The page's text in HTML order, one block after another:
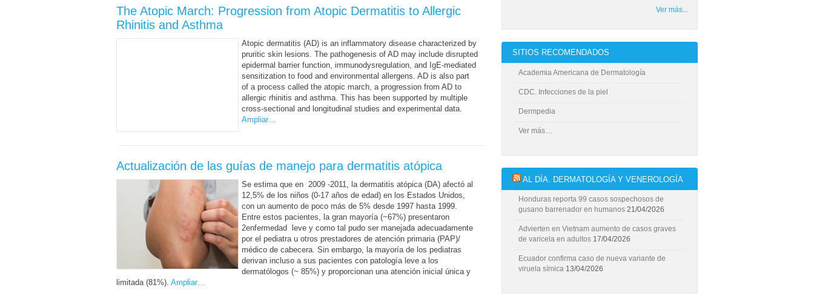
The Atopic March: Progression from Atopic Dermatitis to Allergic
Rhinitis and Asthma
Atopic dermatitis (AD) is an inflammatory disease characterized by
pruritic skin lesions. The pathogenesis of AD may include disrupted
epidermal barrier function, immunodysregulation, and IgE-mediated
sensitization to food and environmental allergens. AD is also part
of a process called the atopic march, a progression from AD to
allergic rhinitis and asthma. This has been supported by multiple
cross-sectional and longitudinal studies and experimental data.
Ampliar…
Actualización de las guías de manejo para dermatitis atópica
Se estima que en 2009 -2011, la dermatitis atópica (DA) afectó al
12,5% de los niños (0-17 años de edad) en los Estados Unidos,
con un aumento de poco más de 5% desde 1997 hasta 1999.
Entre estos pacientes, la gran mayoría (~67%) presentaron
2enfermedad leve y como tal pudo ser manejada adecuadamente
por el pediatra u otros prestadores de atención primaria (PAP)/
médico de cabecera. Sin embargo, la mayoría de los pediatras
derivan incluso a sus pacientes con patología leve a los
dermatólogos (~ 85%) y proporcionan una atención inicial única y
limitada (81%). Ampliar…
Ver más...
SITIOS RECOMENDADOS
Academia Americana de Dermatología
CDC. Infecciones de la piel
Dermpedia
Ver más…
AL DÍA. DERMATOLOGÍA Y VENEROLOGÍA
Honduras reporta 99 casos sospechosos de
gusano barrenador en humanos 21/04/2026
Advierten en Vietnam aumento de casos graves
de varicela en adultos 17/04/2026
Ecuador confirma caso de nueva variante de
viruela símica 13/04/2026